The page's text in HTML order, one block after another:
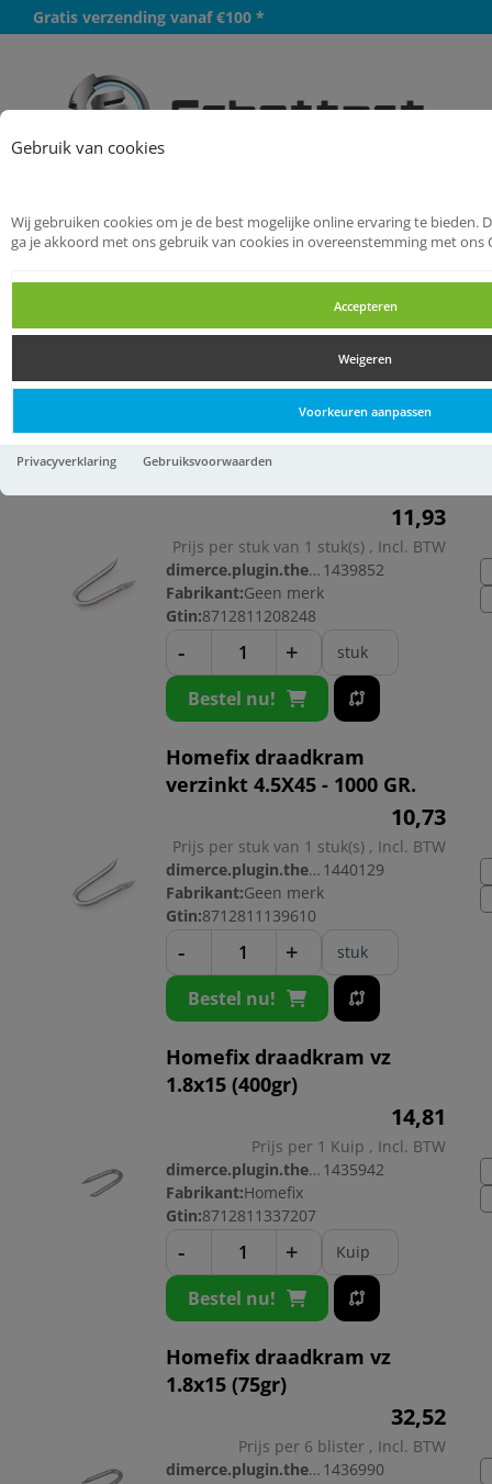
Gebruik van cookies
Wij gebruiken cookies om je de best mogelijke online ervaring te bieden.
ga je akkoord met ons gebruik van cookies in overeenstemming met ons
Accepteren
Weigeren
Voorkeuren aanpassen
Privacyverklaring Gebruiksvoorwaarden
Gratis verzending vanaf €100 *
Startpagina
Bevestigingsmaterialen
Nagels
Draadkrammen
Draadkrammen
Draadkrammen
Draadkrammen 2,0 X 20 MM
11,93
Prijs per stuk van 1 stuk(s) , Incl. BTW
dimerce.plugin.theme.productnr: 1439852
Fabrikant:Geen merk
Gtin:8712811208248
- + stuk
Bestel nu!
Homefix draadkram
verzinkt 4.5X45 - 1000 GR.
10,73
Prijs per stuk van 1 stuk(s) , Incl. BTW
dimerce.plugin.theme.productnr: 1440129
Fabrikant:Geen merk
Gtin:8712811139610
- + stuk
Bestel nu!
Homefix draadkram vz
1.8x15 (400gr)
14,81
Prijs per 1 Kuip , Incl. BTW
dimerce.plugin.theme.productnr: 1435942
Fabrikant:Homefix
Gtin:8712811337207
- + Kuip
Bestel nu!
Homefix draadkram vz
1.8x15 (75gr)
32,52
Prijs per 6 blister , Incl. BTW
dimerce.plugin.theme.productnr: 1436990